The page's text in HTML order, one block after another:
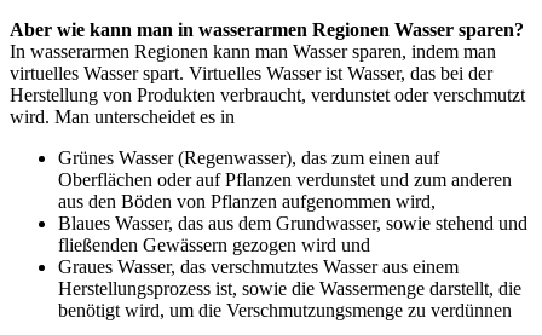
Aber wie kann man in wasserarmen Regionen Wasser sparen?
In wasserarmen Regionen kann man Wasser sparen, indem man
virtuelles Wasser spart. Virtuelles Wasser ist Wasser, das bei der
Herstellung von Produkten verbraucht, verdunstet oder verschmutzt
wird. Man unterscheidet es in
Grünes Wasser (Regenwasser), das zum einen auf
Oberflächen oder auf Pflanzen verdunstet und zum anderen
aus den Böden von Pflanzen aufgenommen wird,
Blaues Wasser, das aus dem Grundwasser, sowie stehend und
fließenden Gewässern gezogen wird und
Graues Wasser, das verschmutztes Wasser aus einem
Herstellungsprozess ist, sowie die Wassermenge darstellt, die
benötigt wird, um die Verschmutzungsmenge zu verdünnen